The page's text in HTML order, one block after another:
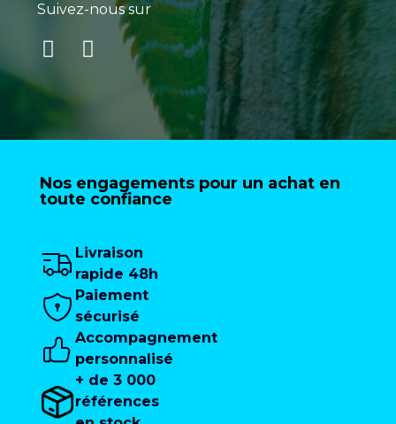
Suivez-nous sur
Nos engagements pour un achat en
toute confiance
Livraison
rapide 48h
Paiement
sécurisé
Accompagnement
personnalisé
+ de 3 000
références